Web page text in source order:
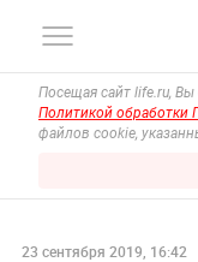
Посещая сайт life.ru,
Политикой обработки
файлов cookie,
23 сентября 2019, 16:42